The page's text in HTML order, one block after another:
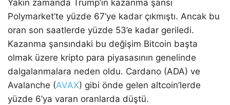
Yakın zamanda Trump’ın kazanma şansı
Polymarket’te yüzde 67’ye kadar çıkmıştı. Ancak bu
oran son saatlerde yüzde 53’e kadar geriledi.
Kazanma şansındaki bu değişim Bitcoin başta
olmak üzere kripto para piyasasının genelinde
dalgalanmalara neden oldu. Cardano (ADA) ve
Avalanche (AVAX) gibi önde gelen altcoin’lerde
yüzde 6’ya varan oranlarda düştü.